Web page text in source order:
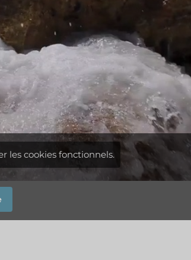
les cookies fonctionnels.